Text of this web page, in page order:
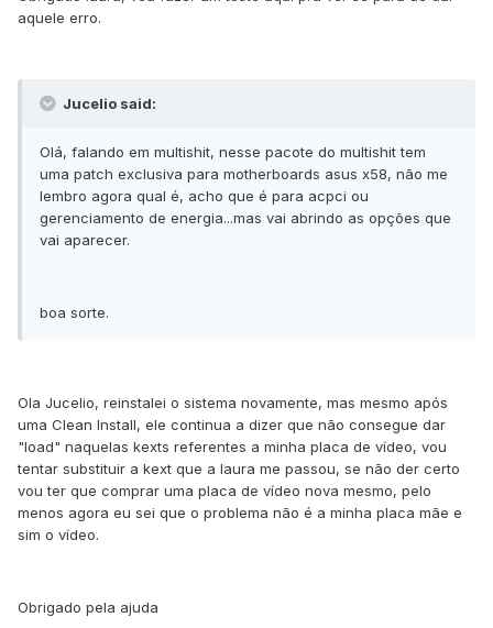
aquele erro.
Jucelio said:
Olá, falando em multishit, nesse pacote do multishit tem
uma patch exclusiva para motherboards asus x58, não me
lembro agora qual é, acho que é para acpci ou
gerenciamento de energia...mas vai abrindo as opções que
vai aparecer.
boa sorte.
Ola Jucelio, reinstalei o sistema novamente, mas mesmo após
uma Clean Install, ele continua a dizer que não consegue dar
"load" naquelas kexts referentes a minha placa de vídeo, vou
tentar substituir a kext que a laura me passou, se não der certo
vou ter que comprar uma placa de vídeo nova mesmo, pelo
menos agora eu sei que o problema não é a minha placa mãe e
sim o vídeo.
Obrigado pela ajuda